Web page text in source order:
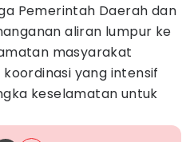
Pemerintah Daerah dan
aliran lumpur ke
masyarakat
yang intensif
keselamatan untuk